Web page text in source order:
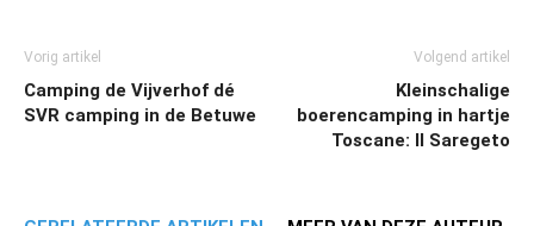
Vorig artikel
Camping de Vijverhof dé
SVR camping in de Betuwe
Volgend artikel
Kleinschalige
boerencamping in hartje
Toscane: Il Saregeto